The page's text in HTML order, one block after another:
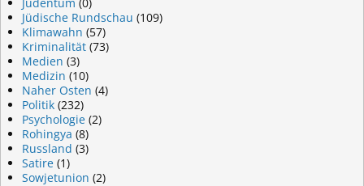
Jüdische Rundschau (109)
Klimawahn (57)
Kriminalität (73)
Medien (3)
Medizin (10)
Naher Osten (4)
Politik (232)
Psychologie (2)
Rohingya (8)
Russland (3)
Satire (1)
Sowjetunion (2)